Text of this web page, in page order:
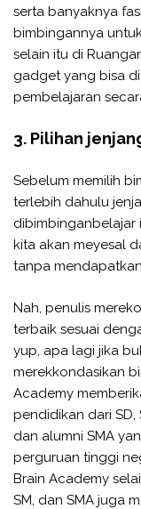
serta banyaknya
bimbingannya
selain itu di
gadget yang bisa
pembelajaran
3. Pilihan
Sebelum memilih
terlebih dahulu
dibimbinganbelajar
kita akan meyesal
tanpa
Nah, penulis
terbaik sesuai
yup, apa lagi jika
merekkondasikan
Academy
pendidikan dari SD,
dan alumni SMA
perguruan tinggi
Brain Academy
SM, dan SMA juga